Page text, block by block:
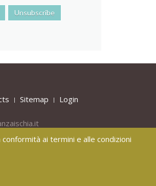
Sitemap Login
ai termini e alle condizioni